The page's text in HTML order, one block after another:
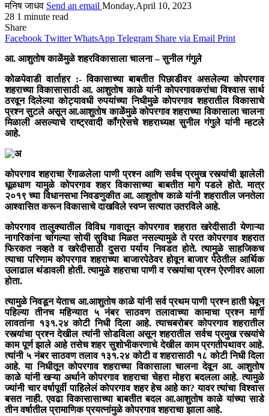
मनिष जाधव Send an email Monday,April 10, 2023
28 1 minute read
Share
Facebook Twitter WhatsApp Telegram Share via Email Print
आ. आशुतोष काळेंमुळे शहरविकासाला चालना – सुनील गंगुले
कोळपेवाडी वार्ताहर:- विकासाच्या बाबतीत पिछाडीवर असलेल्या कोपरगाव
शहराच्या विकासासाठी आ. आशुतोष काळे यांनी कोपरगावकरांचा विश्वास सार्थ
ठरवून दिलेल्या कोट्यावधी रुपयांच्या निधीमुळे कोपरगाव शहरातील विकासाचे
प्रश्न सुटले असून आ.आशुतोष काळेंमुळे कोपरगाव शहराच्या विकासाला चालना
मिळाली असल्याचे राष्ट्रवादी कॉंग्रेसचे शहराध्यक्ष सुनील गंगुले यांनी म्हटले
आहे.
कोपरगाव शहराचा रेंगाळलेला पाणी प्रश्न आणि सर्वच प्रमुख रस्त्यांची झालेली
धूळधाण यामुळे कोपरगाव शहर विकासाच्या बाबतीत मागे पडले होते. मात्र
२०१९ च्या विधानसभा निवडणुकीत आ. आशुतोष काळे यांनी शहरातील जनतेला
आश्वासित करून विकासाचे दाखविले स्वप्न सत्यात उतरविले आहे.
कोपरगाव तालुक्यातील विविध गावातून कोपरगाव शहरात खरेदीसाठी येणाऱ्या
नागरिकांना चांगल्या सोयी सुविधा मिळत नसल्यामुळे ते परत कोपरगाव शहरात
फिरकत नव्हते व खरेदीसाठी दुसरा पर्याय निवडत होते. त्यामुळे साहजिकच
त्याचा परिणाम कोपरगाव शहराच्या बाजारपेठेवर होवून बाजार पेठेतील आर्थिक
उलाढाल थंडावली होती. त्यामुळे शहराचा पाणी व रस्त्यांचा प्रश्न ऐरणीवर आला
होता.
त्यामुळे निवडून येताच आ.आशुतोष काळे यांनी सर्व प्रथम पाणी प्रश्न हाती घेवून
पहिल्या तीनच महिन्यात ५ नंबर साठवण तलावाच्या कामाचा प्रश्न मार्गी
लावतांना १३१.२४ कोटी निधी दिला आहे. त्याचबरोबर कोपरगाव शहरातील
रस्त्यांचा प्रश्न देखील त्यांनी सोडविला असून शहरातील सर्वच प्रमुख रस्त्यांचे
काम पूर्ण झाले आहे तसेच शहर सुशोभीकरणाचे देखील काम प्रगतीपथावर आहे.
त्यांनी ५ नंबर साठवण तलाव १३१.२४ कोटी व शहरासाठी १८ कोटी निधी दिला
आहे. या निधीतून कोपरगाव शहराच्या विकासाला चालना देवून आ. आशुतोष
काळे यांनी खऱ्या अर्थाने कोपरगाव शहराचा चेहरा मोहरा बदलला आहे. त्यामुळे
ज्यांनी चार वर्षापूर्वी पाहिलेलं कोपरगाव शहर हेच आहे का? यावर त्यांचा विश्वास
बसत नाही. एवढा विकासासाच्या बाबतीत बदल आ.आशुतोष काळे यांच्या साडे
तीन वर्षातील प्रामाणिक प्रयत्नांमुळे कोपरगाव शहराचा झाला आहे.